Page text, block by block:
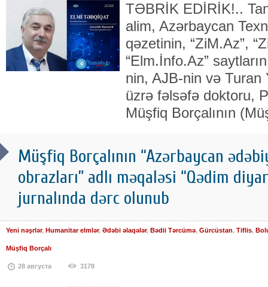
TƏBRİK EDİRİK!..
alim, Azərbaycan
qəzetinin, “ZiM.Az”,
“Elm.İnfo.Az”
nin, AJB-nin və
üzrə fəlsəfə doktoru,
Müşfiq Borçalının
Müşfiq Borçalının “Azərbaycan
obrazları” adlı məqaləsi “Qədim
jurnalında dərc olunub
Yeni nəşrlər, Humanitar elmlər, Ədəbi əlaqələr, Bədii Tərcümə, Gürcüstan, Tiflis,
Müşfiq Borçalı
28 августа 3178